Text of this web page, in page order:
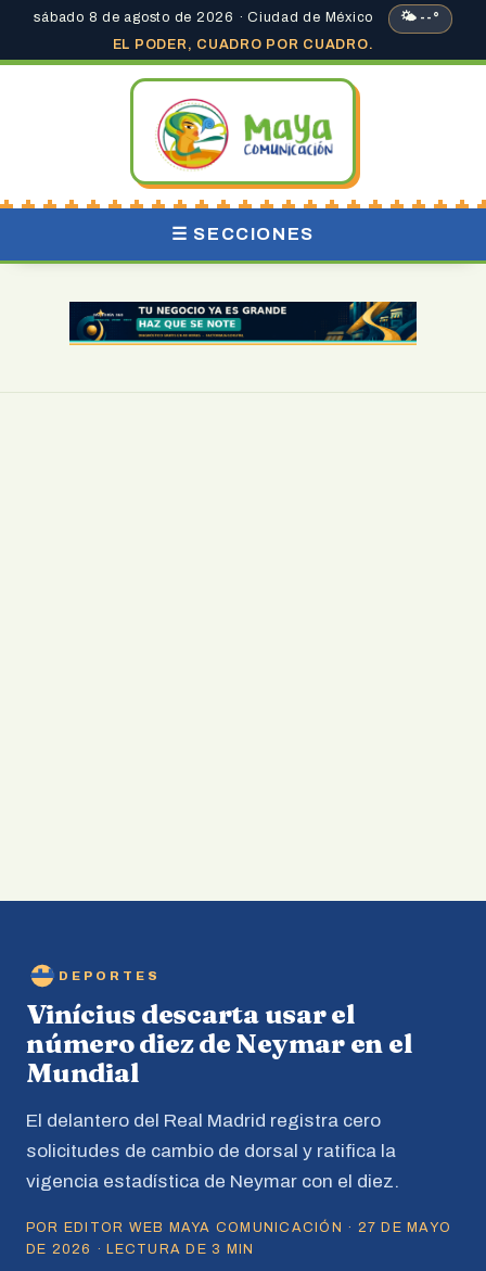
sábado 8 de agosto de 2026 · Ciudad de México
🌤 --°
EL PODER, CUADRO POR CUADRO.
☰ SECCIONES
DEPORTES
Vinícius descarta usar el
número diez de Neymar en el
Mundial
El delantero del Real Madrid registra cero
solicitudes de cambio de dorsal y ratifica la
vigencia estadística de Neymar con el diez.
POR EDITOR WEB MAYA COMUNICACIÓN · 27 DE MAYO
DE 2026 · LECTURA DE 3 MIN